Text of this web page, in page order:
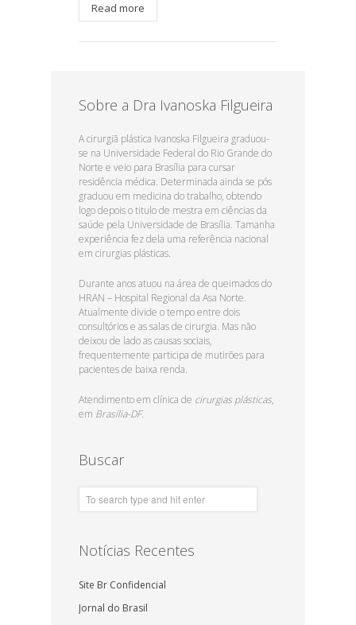
Read more
Sobre a Dra Ivanoska Filgueira
A cirurgiã plástica Ivanoska Filgueira graduou-
se na Universidade Federal do Rio Grande do
Norte e veio para Brasília para cursar
residência médica. Determinada ainda se pós
graduou em medicina do trabalho, obtendo
logo depois o titulo de mestra em ciências da
saúde pela Universidade de Brasília. Tamanha
experiência fez dela uma referência nacional
em cirurgias plásticas.
Durante anos atuou na área de queimados do
HRAN – Hospital Regional da Asa Norte.
Atualmente divide o tempo entre dois
consultórios e as salas de cirurgia. Mas não
deixou de lado as causas sociais,
frequentemente participa de mutirões para
pacientes de baixa renda.
Atendimento em clínica de cirurgias plásticas,
em Brasília-DF.
Buscar
Notícias Recentes
Site Br Confidencial
Jornal do Brasil